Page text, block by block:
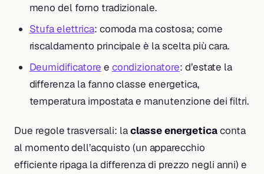
meno del forno tradizionale.
Stufa elettrica: comoda ma costosa; come
riscaldamento principale è la scelta più cara.
Deumidificatore e condizionatore: d’estate la
differenza la fanno classe energetica,
temperatura impostata e manutenzione dei filtri.
Due regole trasversali: laclasse energeticaconta
al momento dell’acquisto (un apparecchio
efficiente ripaga la differenza di prezzo negli anni) e